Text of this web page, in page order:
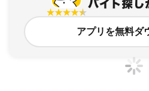
アプリを無料ダ